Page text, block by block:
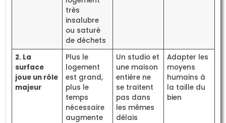
très
insalubre
ou saturé
de déchets
2. La
surface
joue un rôle
majeur
Plus le
logement
est grand,
plus le
temps
nécessaire
augmente
Un studio et
une maison
entière ne
se traitent
pas dans
les mêmes
délais
Adapter les
moyens
humains à
la taille du
bien